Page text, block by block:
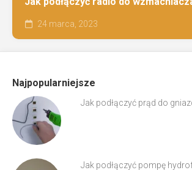
24 marca, 2023
Najpopularniejsze
Jak podłączyć prąd do
Jak podłączyć pompę